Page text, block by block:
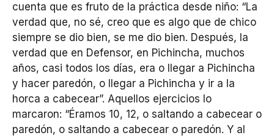
cuenta que es fruto de la práctica desde niño: “La
verdad que, no sé, creo que es algo que de chico
siempre se dio bien, se me dio bien. Después, la
verdad que en Defensor, en Pichincha, muchos
años, casi todos los días, era o llegar a Pichincha
y hacer paredón, o llegar a Pichincha y ir a la
horca a cabecear”. Aquellos ejercicios lo
marcaron: “Éramos 10, 12, o saltando a cabecear o
paredón, o saltando a cabecear o paredón. Y al